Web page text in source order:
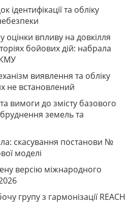
ідентифікації та обліку
впливу на довкілля
бойових дій: набрала
виявлення та обліку
не встановлений
вимоги до змісту базового
земель та
скасування постанови №
моделі
версію міжнародного
групу з гармонізації REACH